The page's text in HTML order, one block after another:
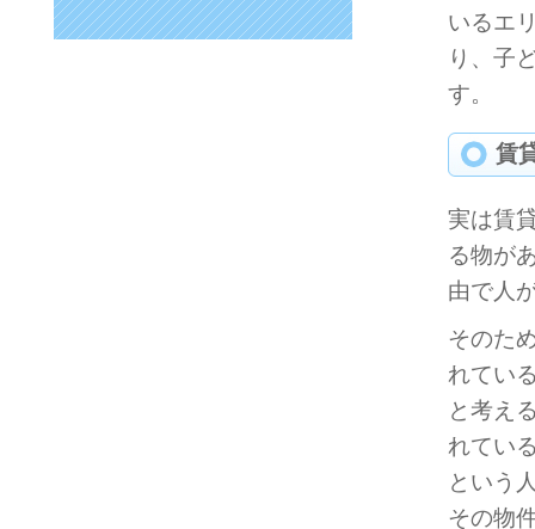
いるエ
り、子
す。
賃
実は賃
る物が
由で人
そのた
れてい
と考え
れてい
という
その物